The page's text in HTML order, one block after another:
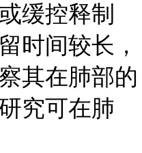
缓控释制
时间较长，
其在肺部的
究可在肺